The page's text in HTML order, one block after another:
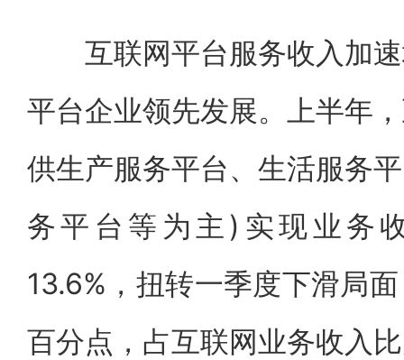
互联网平台服务收入加速
平台企业领先发展。上半年
供生产服务平台、生活服务
务平台等为主)实现业务
13.6%，扭转一季度下滑局
百分点，占互联网业务收入